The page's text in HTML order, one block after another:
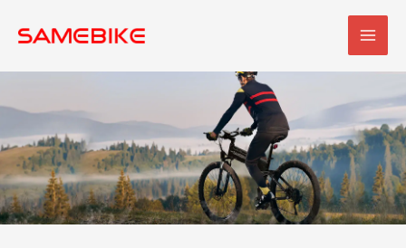
sisältöön